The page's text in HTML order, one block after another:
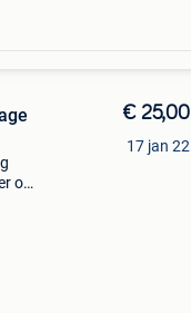
op
€ 25,00
17 jan 22